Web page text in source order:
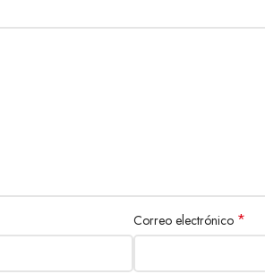
Correo electrónico *